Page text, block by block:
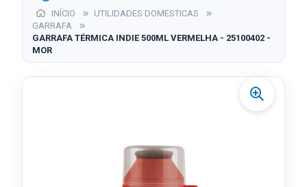
INÍCIO
UTILIDADES DOMESTICAS
GARRAFA
GARRAFA TÉRMICA INDIE 500ML VERMELHA - 25100402 -
MOR